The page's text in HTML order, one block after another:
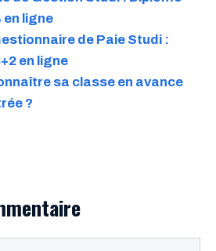
en ligne
de Paie Studi :
en ligne
sa classe en avance
?